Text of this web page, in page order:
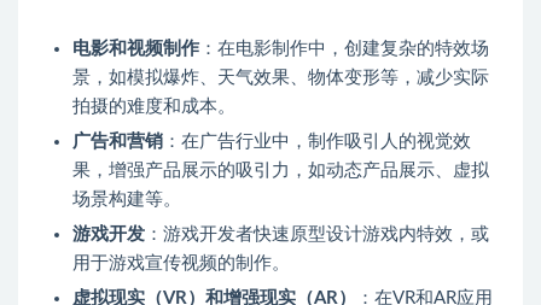
电影和视频制作 ：在电影制作中，创建复杂的特效场
景，如模拟爆炸、天气效果、物体变形等，减少实际
拍摄的难度和成本。
广告和营销 ：在广告行业中，制作吸引人的视觉效
果，增强产品展示的吸引力，如动态产品展示、虚拟
场景构建等。
游戏开发 ：游戏开发者快速原型设计游戏内特效，或
用于游戏宣传视频的制作。
虚拟现实（VR）和增强现实（AR）
：在VR和AR应用